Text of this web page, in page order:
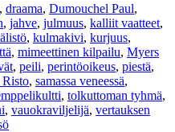
, draama, Dumouchel Paul,
, jahve, julmuus, kalliit vaatteet,
, kulmakivi, kurjuus,
, mimeettinen kilpailu, Myers
, peili, perintöoikeus, piestä,
Risto, samassa veneessä,
, tolkuttoman tyhmä,
, vauokraviljelijä, vertauksen